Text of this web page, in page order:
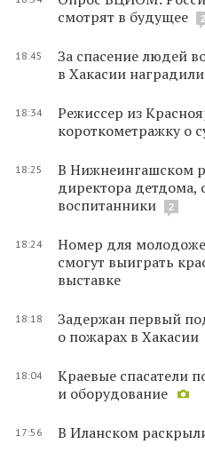
смотрят в будущее
18:45
За спасение людей
в Хакасии
18:34
Режиссер из
короткометражку о
18:25
В Нижнеингашском
директора детдома,
воспитанники
2
18:24
Номер для
смогут выиграть
выставке
18:18
Задержан первый
о пожарах в Хакасии
18:04
Краевые спасатели
и оборудование
17:56 В Иланском